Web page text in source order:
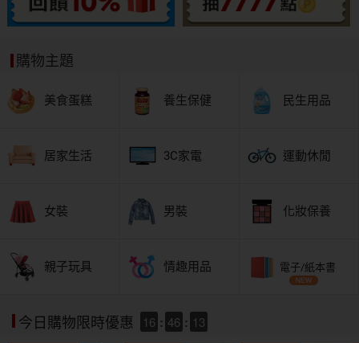
購物主題
美食蛋糕 養生保健 民生用品
居家生活 3C家電 運動休閒
女裝 男裝 化妝保養
親子玩具 情趣用品 電子/紙本書
今日購物限時優惠 16 : 46 : 12